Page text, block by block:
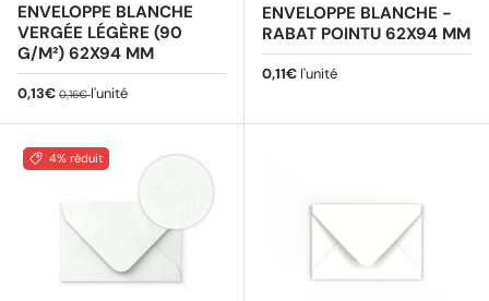
ENVELOPPE BLANCHE
VERGÉE LÉGÈRE (90
G/M²) 62X94 MM
Prix soldé
0,13€ Prix habituel
0,16€l'unité
ENVELOPPE BLANCHE -
RABAT POINTU 62X94 MM
Prix habituel
0,11€ l'unité
4% réduit